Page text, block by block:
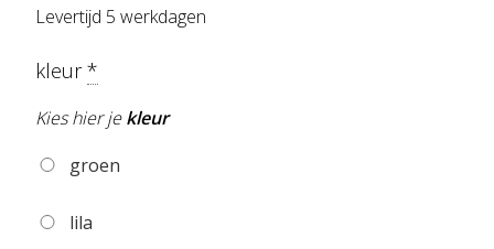
Levertijd 5 werkdagen
kleur*
Kies hier jekleur
groen
lila